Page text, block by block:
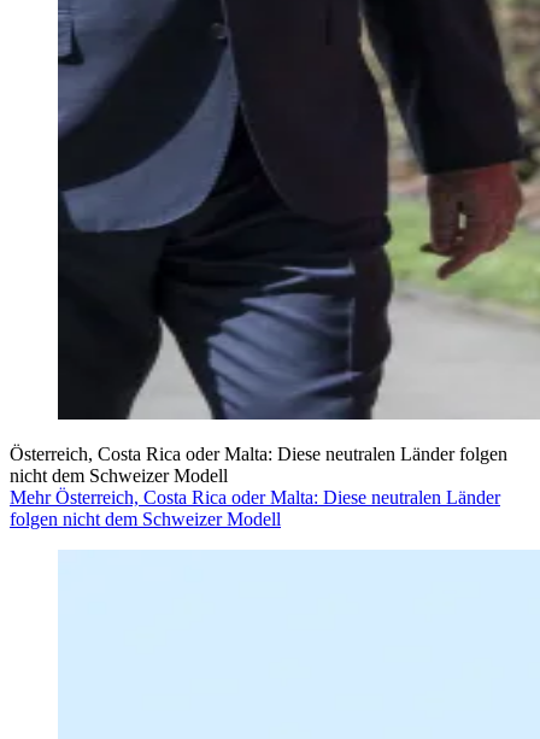
Österreich, Costa Rica oder Malta: Diese neutralen Länder folgen
nicht dem Schweizer Modell
Mehr Österreich, Costa Rica oder Malta: Diese neutralen Länder
folgen nicht dem Schweizer Modell